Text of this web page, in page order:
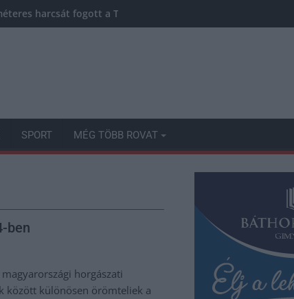
harcsát fogott a Tiszán a 13 éves fiú (VIDEÓVAL)
SPORT MÉG TÖBB ROVAT
ben
horgászati
között különösen örömteliek a